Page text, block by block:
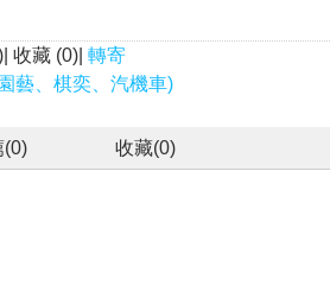
收藏 (0)| 轉寄
藝、棋奕、汽機車)
(0) 收藏(0)